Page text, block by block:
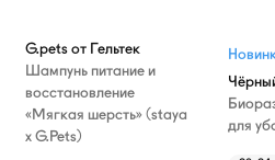
G.pets от Гельтек
Шампунь питание и
восстановление
«Мягкая шерсть» (staya
х G.Pets)
для